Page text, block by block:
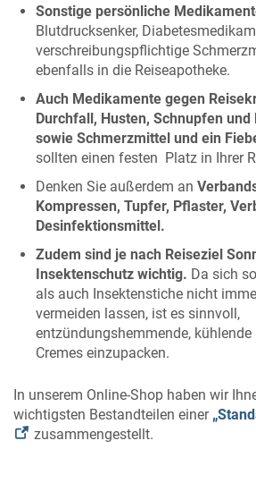
Sonstige persönliche
Blutdrucksenker,
verschreibungspflichtige
ebenfalls in die Reiseapotheke.
Auch Medikamente gegen
Durchfall, Husten, Schnupfen
sowie Schmerzmittel und ein
sollten einen festen Platz in Ihrer
Denken Sie außerdem an
Kompressen, Tupfer, Pflaster,
Desinfektionsmittel.
Zudem sind je nach Reiseziel
Insektenschutz wichtig. Da sich
als auch Insektenstiche nicht
vermeiden lassen, ist es sinnvoll,
entzündungshemmende,
Cremes einzupacken.
In unserem Online-Shop haben wir
wichtigsten Bestandteilen einer
zusammengestellt.